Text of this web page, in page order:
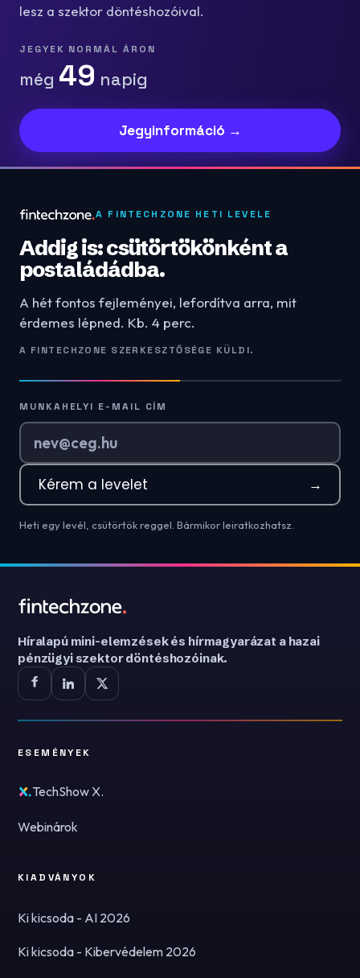
lesz a szektor döntéshozóival.
JEGYEK NORMÁL ÁRON
még 49 napig
Jegyinformáció →
A FINTECHZONE HETI LEVELE
Addig is: csütörtökönként a
postaládádba.
A hét fontos fejleményei, lefordítva arra, mit
érdemes lépned. Kb. 4 perc.
A FINTECHZONE SZERKESZTŐSÉGE KÜLDI.
MUNKAHELYI E-MAIL CÍM
Kérem a levelet →
Heti egy levél, csütörtök reggel. Bármikor leiratkozhatsz.
Híralapú mini-elemzések és hírmagyarázat a hazai
pénzügyi szektor döntéshozóinak.
ESEMÉNYEK
TechShow X.
Webinárok
KIADVÁNYOK
Ki kicsoda - AI 2026
Ki kicsoda - Kibervédelem 2026